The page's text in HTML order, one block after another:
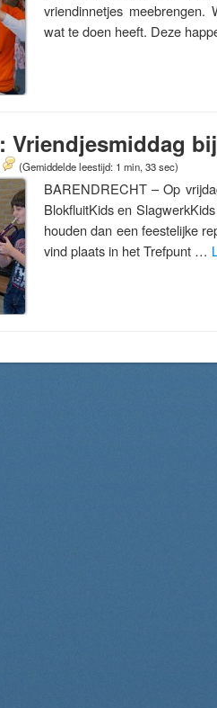
vriendinnetjes meebrengen.
wat te doen heeft. Deze
Vriendjesmiddag
(Gemiddelde leestijd: 1 min, 33 sec)
BARENDRECHT – Op
BlokfluitKids en
houden dan een feestelijke
vind plaats in het Trefpunt …